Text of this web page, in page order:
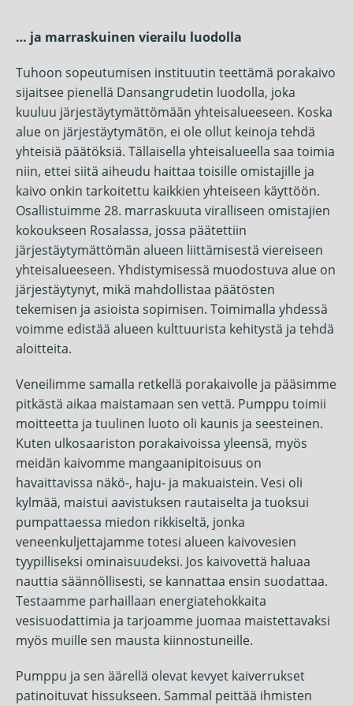
… ja marraskuinen vierailu luodolla
Tuhoon sopeutumisen instituutin teettämä porakaivo
sijaitsee pienellä Dansangrudetin luodolla, joka
kuuluu järjestäytymättömään yhteisalueeseen. Koska
alue on järjestäytymätön, ei ole ollut keinoja tehdä
yhteisiä päätöksiä. Tällaisella yhteisalueella saa toimia
niin, ettei siitä aiheudu haittaa toisille omistajille ja
kaivo onkin tarkoitettu kaikkien yhteiseen käyttöön.
Osallistuimme 28. marraskuuta viralliseen omistajien
kokoukseen Rosalassa, jossa päätettiin
järjestäytymättömän alueen liittämisestä viereiseen
yhteisalueeseen. Yhdistymisessä muodostuva alue on
järjestäytynyt, mikä mahdollistaa päätösten
tekemisen ja asioista sopimisen. Toimimalla yhdessä
voimme edistää alueen kulttuurista kehitystä ja tehdä
aloitteita.
Veneilimme samalla retkellä porakaivolle ja pääsimme
pitkästä aikaa maistamaan sen vettä. Pumppu toimii
moitteetta ja tuulinen luoto oli kaunis ja seesteinen.
Kuten ulkosaariston porakaivoissa yleensä, myös
meidän kaivomme mangaanipitoisuus on
havaittavissa näkö-, haju- ja makuaistein. Vesi oli
kylmää, maistui aavistuksen rautaiselta ja tuoksui
pumpattaessa miedon rikkiseltä, jonka
veneenkuljettajamme totesi alueen kaivovesien
tyypilliseksi ominaisuudeksi. Jos kaivovettä haluaa
nauttia säännöllisesti, se kannattaa ensin suodattaa.
Testaamme parhaillaan energiatehokkaita
vesisuodattimia ja tarjoamme juomaa maistettavaksi
myös muille sen mausta kiinnostuneille.
Pumppu ja sen äärellä olevat kevyet kaiverrukset
patinoituvat hissukseen. Sammal peittää ihmisten